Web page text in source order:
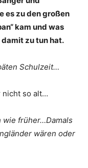
es zu den großen
kam und was
zu tun hat.
Schulzeit…
nicht so alt…
wie früher…Damals
wären oder